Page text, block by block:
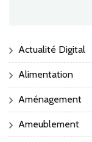
Actualité Digital
Alimentation
Aménagement
Ameublement